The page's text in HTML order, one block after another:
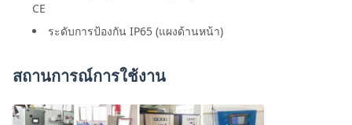
CE
ระดับการป้องกัน IP65 (แผงด้านหน้า)
สถานการณ์การใช้งาน